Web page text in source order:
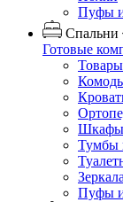
Пуфы и
Спальни
Готовые
Шкафы
Тумбы
Зеркала
Пуфы и